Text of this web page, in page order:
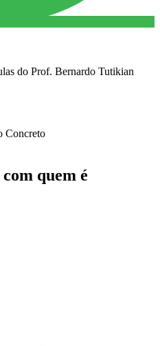
do Prof. Bernardo Tutikian
Concreto
quem é